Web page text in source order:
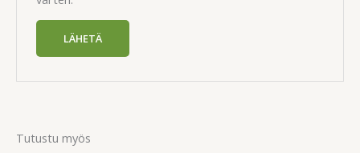
Tutustu myös